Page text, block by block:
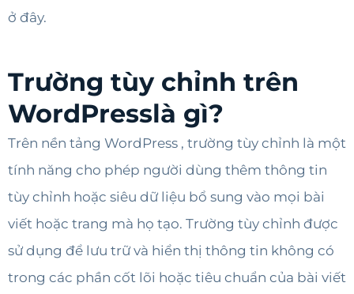
ở đây.
Trường tùy chỉnh trên
WordPresslà gì?
Trên nền tảng WordPress , trường tùy chỉnh là một
tính năng cho phép người dùng thêm thông tin
tùy chỉnh hoặc siêu dữ liệu bổ sung vào mọi bài
viết hoặc trang mà họ tạo. Trường tùy chỉnh được
sử dụng để lưu trữ và hiển thị thông tin không có
trong các phần cốt lõi hoặc tiêu chuẩn của bài viết